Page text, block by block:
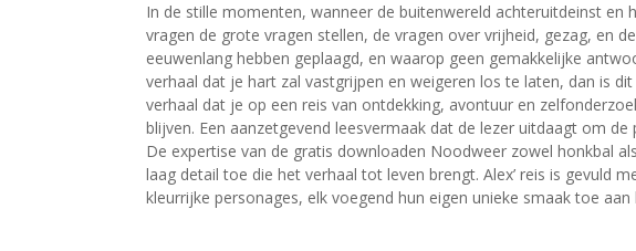
In de stille momenten, wanneer de buitenwereld achteruitdeinst en
vragen de grote vragen stellen, de vragen over vrijheid, gezag, en
eeuwenlang hebben geplaagd, en waarop geen gemakkelijke
verhaal dat je hart zal vastgrijpen en weigeren los te laten, dan is
verhaal dat je op een reis van ontdekking, avontuur en
blijven. Een aanzetgevend leesvermaak dat de lezer uitdaagt om
De expertise van de gratis downloaden Noodweer zowel honkbal
laag detail toe die het verhaal tot leven brengt. Alex’ reis is gevuld
kleurrijke personages, elk voegend hun eigen unieke smaak toe aan